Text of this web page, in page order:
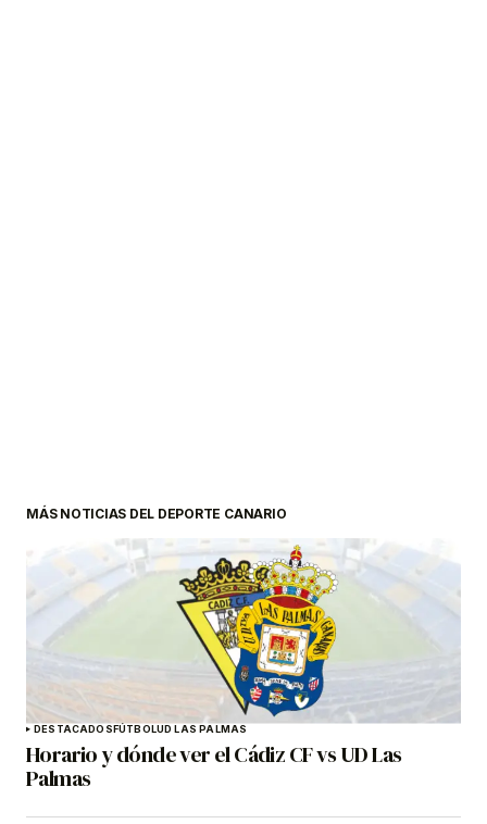
MÁS NOTICIAS DEL DEPORTE CANARIO
DESTACADOSFÚTBOLUD LAS PALMAS
Horario y dónde ver el Cádiz CF vs UD Las
Palmas